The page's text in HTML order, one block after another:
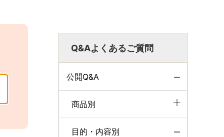
Q&Aよくあるご質問
公開Q&A
商品別
目的・内容別